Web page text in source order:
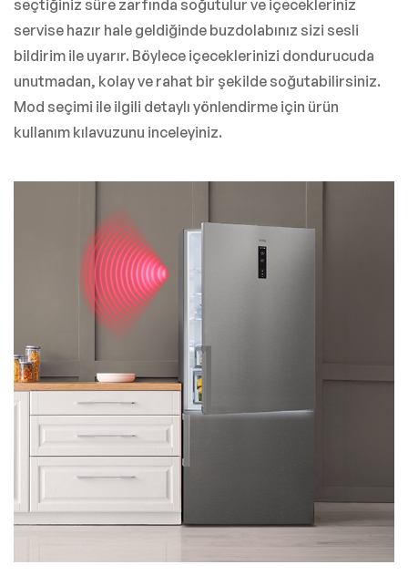
seçtiğiniz süre zarfında soğutulur ve içecekleriniz
servise hazır hale geldiğinde buzdolabınız sizi sesli
bildirim ile uyarır. Böylece içeceklerinizi dondurucuda
unutmadan, kolay ve rahat bir şekilde soğutabilirsiniz.
Mod seçimi ile ilgili detaylı yönlendirme için ürün
kullanım kılavuzunu inceleyiniz.